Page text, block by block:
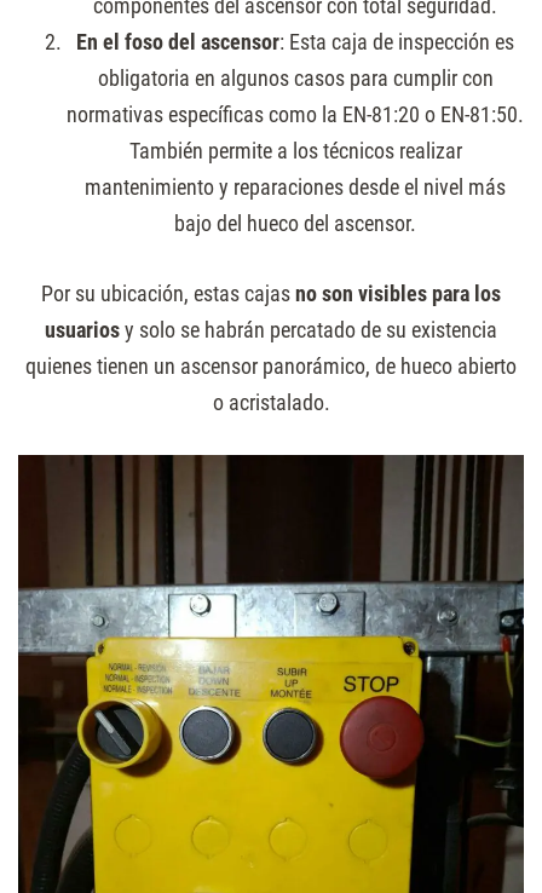
componentes del ascensor con total seguridad.
En el foso del ascensor: Esta caja de inspección es
obligatoria en algunos casos para cumplir con
normativas específicas como la EN-81:20 o EN-81:50.
También permite a los técnicos realizar
mantenimiento y reparaciones desde el nivel más
bajo del hueco del ascensor.
Por su ubicación, estas cajasno son visibles para los
usuariosy solo se habrán percatado de su existencia
quienes tienen un ascensor panorámico, de hueco abierto
o acristalado.